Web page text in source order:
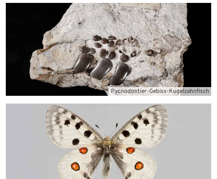
Mineralien und Gesteine
Fossilien
Pycnodontier-Gebiss-Kugelzahnfisch